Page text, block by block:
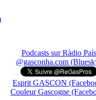
Podcasts sur Ràdio País
@gasconha.com
Esprit GASCON
Couleur Gascogne